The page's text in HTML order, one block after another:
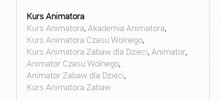
Kurs Animatora
Kurs Animatora,Akademia Animatora,
Kurs Animatora Czasu Wolnego,
Kurs Animatora Zabaw dla Dzieci,Animator,
Animator Czasu Wolnego,
Animator Zabaw dla Dzieci,
Kurs Animatora Zabaw